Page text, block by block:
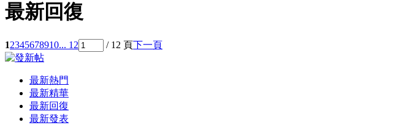
最新回復
12345678910... 12 / 12 頁下一頁
最新熱門
最新精華
最新回復
最新發表